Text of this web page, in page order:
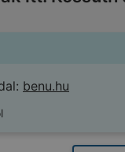
benu.hu